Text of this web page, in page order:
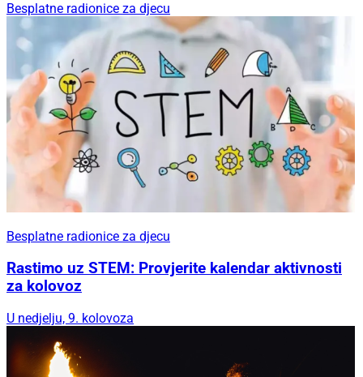
Besplatne radionice za djecu
Besplatne radionice za djecu
Rastimo uz STEM: Provjerite kalendar aktivnosti
za kolovoz
U nedjelju, 9. kolovoza